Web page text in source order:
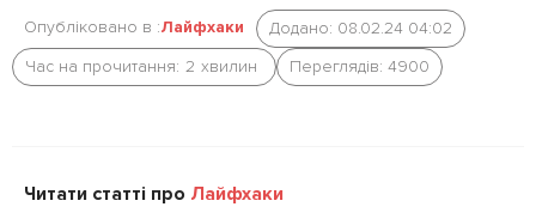
Опубліковано в :Лайфхаки
Додано: 08.02.24 04:02
Час на прочитання: 2 хвилин Переглядів: 4900
Читати статті про Лайфхаки